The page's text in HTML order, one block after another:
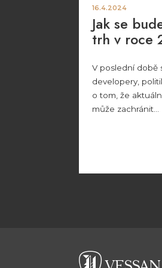
16.4.2024
Jak se
trh v roce
V poslední době
developery,
o tom, že
může zachránit...